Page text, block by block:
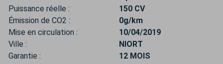
Puissance réelle :
150 CV
Émission de CO2 :
0g/km
Mise en circulation :
10/04/2019
Ville :
NIORT
Garantie :
12 MOIS